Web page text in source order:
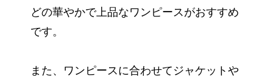
どの華やかで上品なワンピースがおすすめ
です。
また、ワンピースに合わせてジャケットや